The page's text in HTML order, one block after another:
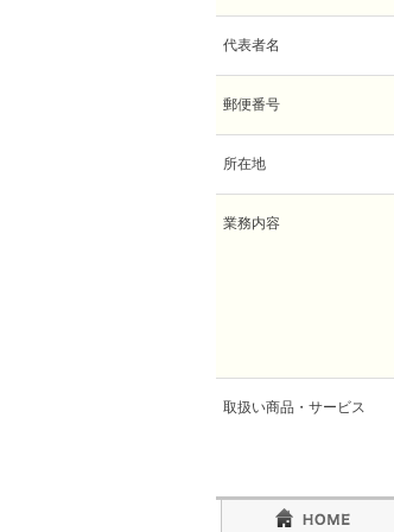
代表者名
郵便番号
所在地
業務内容
取扱い商品・サービス